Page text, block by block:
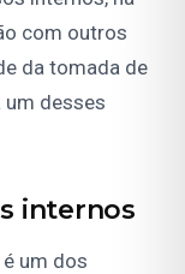
com outros
da tomada de
um desses
internos
um dos